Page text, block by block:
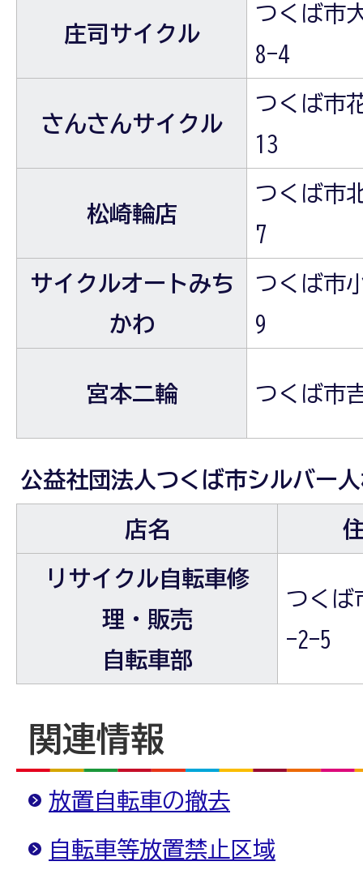
庄司サイクル
つくば市
8-4
さんさんサイクル
つくば市
13
松崎輪店
つくば市
7
サイクルオートみち
かわ
つくば市
9
宮本二輪 つくば市
公益社団法人つくば市シルバー
店名
リサイクル自転車修
理・販売
自転車部
つくば
-2-5
関連情報
放置自転車の撤去
自転車等放置禁止区域